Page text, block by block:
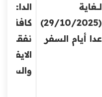
لــــغاية
(29/10/2025)
عدا أيام السفر
الداعية
كافة
نفقات
الايفاد